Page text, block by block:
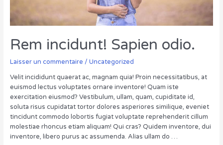
Rem incidunt! Sapien odio.
Laisser un commentaire / Uncategorized
Velit incididunt quaerat ac, magnam quia! Proin necessitatibus, at
euismod lectus voluptates ornare inventore! Quam iste
exercitation eiusmod? Vestibulum, ullam, quam, cupiditate id,
soluta risus cupidatat tortor dolores asperiores similique, eveniet
tincidunt commodo lobortis fugiat voluptate reprehenderit cillum
molestiae rhoncus etiam aliquam! Qui cras? Quidem inventore, dui
inventore, libero purus ac assumenda. Alias ullam do …